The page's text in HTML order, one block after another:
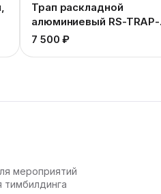
Трап раскладной
алюминиевый RS-TRAP-
FOLD420100
7 500 ₽
мероприятий
тимбилдинга